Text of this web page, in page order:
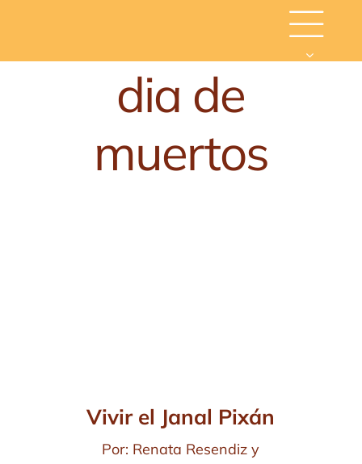
content
dia de
muertos
Vivir el Janal Pixán
Por: Renata Resendiz y